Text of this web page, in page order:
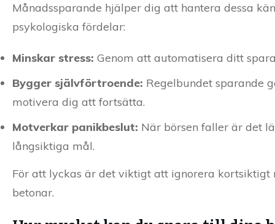
Månadssparande hjälper dig att hantera dessa
psykologiska fördelar:
Minskar stress: Genom att automatisera ditt
Bygger självförtroende: Regelbundet sparande
motivera dig att fortsätta.
Motverkar panikbeslut: När börsen faller är det
långsiktiga mål.
För att lyckas är det viktigt att ignorera kortsiktigt
betonar.